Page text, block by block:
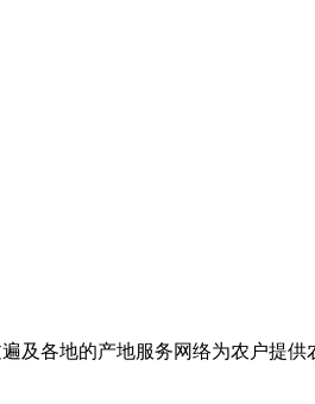
及各地的产地服务网络为农户提